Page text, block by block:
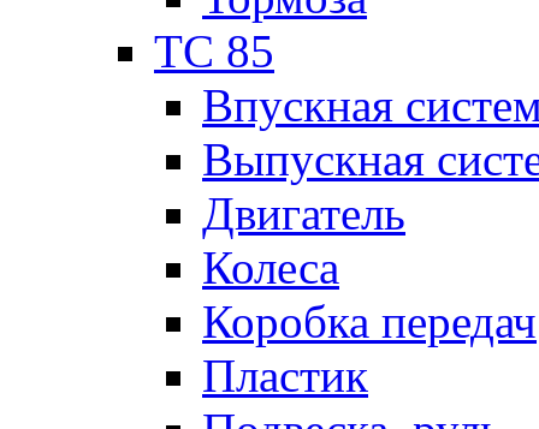
TC 85
Впускная
Выпускная
Двигатель
Колеса
Коробка передач
Пластик